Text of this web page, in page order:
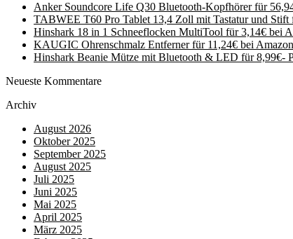
Anker Soundcore Life Q30 Bluetooth-Kopfhörer für
TABWEE T60 Pro Tablet 13,4 Zoll mit Tastatur und Stift
Hinshark 18 in 1 Schneeflocken MultiTool für 3,14€ bei
KAUGIC Ohrenschmalz Entferner für 11,24€ bei Amazon
Hinshark Beanie Mütze mit Bluetooth & LED für 8,99€-
Neueste Kommentare
Archiv
August 2026
Oktober 2025
September 2025
August 2025
Juli 2025
Juni 2025
Mai 2025
April 2025
März 2025